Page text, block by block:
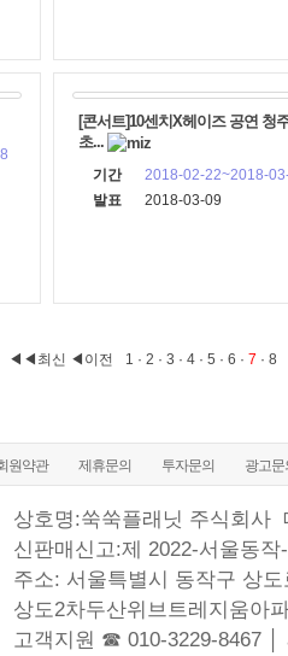
[콘서트]10센치X헤이즈 공연 청
초...
기간
2018-02-22~2018-
발표
2018-03-09
◀◀최신 ◀이전 1 · 2 · 3 · 4 · 5 · 6 · 7 · 8
원약관 제휴문의 투자문의 광고문
상호명:쑥쑥플래닛 주식회사
신판매신고:제 2022-서울동작
주소: 서울특별시 동작구 상
상도2차두산위브트레지움아
고객지원 ☎ 010-3229-8467 │